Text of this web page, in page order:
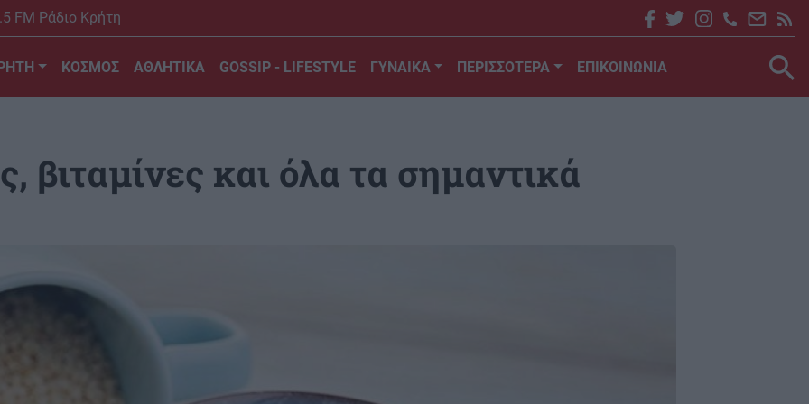
FM Ράδιο Κρήτη
ΚΟΣΜΟΣ ΑΘΛΗΤΙΚΑ GOSSIP - LIFESTYLE ΓΥΝΑΙΚΑ ΠΕΡΙΣΣΟΤΕΡΑ ΕΠΙΚΟΙΝΩΝΙΑ
βιταμίνες και όλα τα σημαντικά